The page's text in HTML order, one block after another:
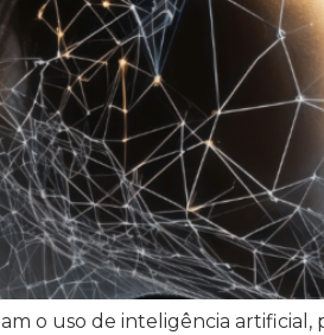
o uso de inteligência artificial,